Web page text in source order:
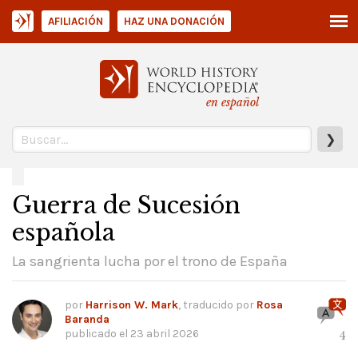
en español
❯
AFILIACIÓN HAZ UNA DONACIÓN
Guerra de Sucesión
española
La sangrienta lucha por el trono de España
por Harrison W. Mark, traducido por Rosa
Baranda
publicado el 23 abril 2026 4